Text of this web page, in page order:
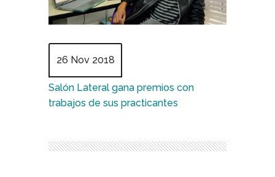
26 Nov 2018
Salón Lateral gana premios con
trabajos de sus practicantes